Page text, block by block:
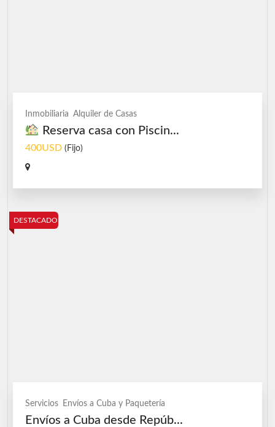
Inmobiliaria Alquiler de Casas
Reserva casa con Piscin...
400USD (Fijo)
DESTACADO
Servicios Envíos a Cuba y Paquetería
Envíos a Cuba desde Repúb...